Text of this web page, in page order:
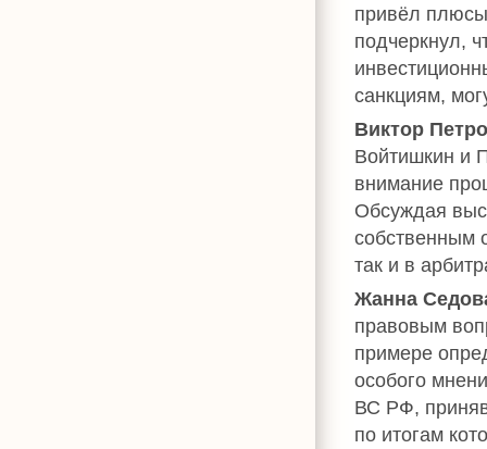
привёл
подчеркнул,
санкциям,
Виктор
Войтишкин и
внимание
Обсуждая
собственным
так и в
Жанна
правовым
примере
особого
ВС РФ,
по итогам